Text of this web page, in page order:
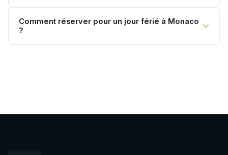
l'avance.
Non. Seule la majoration nocturne standard (+20%
entre 22h et 6h) s'applique.
Comment réserver pour un jour férié à Monaco
?